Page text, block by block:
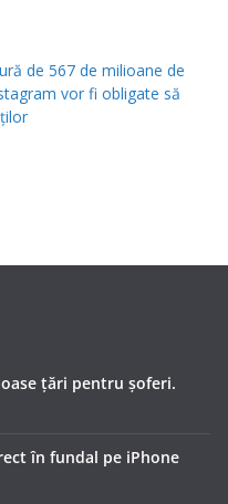
de 567 de milioane de
vor fi obligate să
țări pentru șoferi.
în fundal pe iPhone